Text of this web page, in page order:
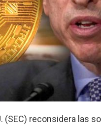
(SEC) reconsidera las